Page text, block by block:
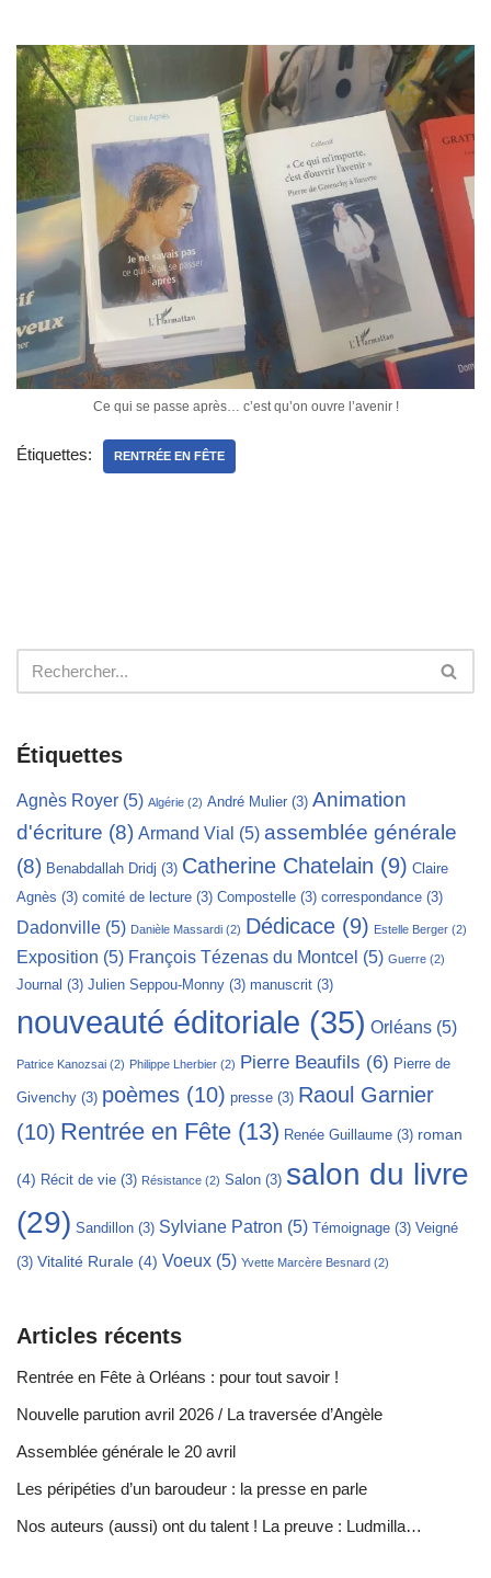
Ce qui se passe après… c’est qu’on ouvre l’avenir !
Étiquettes: RENTRÉE EN FÊTE
Étiquettes
Agnès Royer (5) Algérie (2) André Mulier (3) Animation
d'écriture (8) Armand Vial (5) assemblée générale
(8) Benabdallah Dridj (3) Catherine Chatelain (9) Claire
Agnès (3) comité de lecture (3) Compostelle (3) correspondance (3)
Dadonville (5) Danièle Massardi (2) Dédicace (9) Estelle Berger (2)
Exposition (5) François Tézenas du Montcel (5) Guerre (2)
Journal (3) Julien Seppou-Monny (3) manuscrit (3)
nouveauté éditoriale (35) Orléans (5)
Patrice Kanozsai (2) Philippe Lherbier (2) Pierre Beaufils (6) Pierre de
Givenchy (3) poèmes (10) presse (3) Raoul Garnier
(10) Rentrée en Fête (13) Renée Guillaume (3) roman
(4) Récit de vie (3) Résistance (2) Salon (3) salon du livre
(29) Sandillon (3) Sylviane Patron (5) Témoignage (3) Veigné
(3) Vitalité Rurale (4) Voeux (5) Yvette Marcère Besnard (2)
Articles récents
Rentrée en Fête à Orléans : pour tout savoir !
Nouvelle parution avril 2026 / La traversée d’Angèle
Assemblée générale le 20 avril
Les péripéties d’un baroudeur : la presse en parle
Nos auteurs (aussi) ont du talent ! La preuve : Ludmilla…